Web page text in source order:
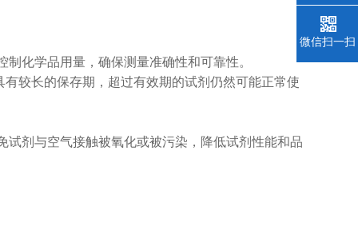
化学品用量，确保测量准确性和可靠性。
较长的保存期，超过有效期的试剂仍然可能正常使
剂与空气接触被氧化或被污染，降低试剂性能和品
微信扫一扫